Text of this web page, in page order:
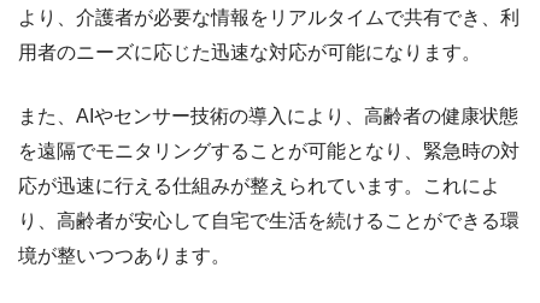
より、介護者が必要な情報をリアルタイムで共有でき、利
用者のニーズに応じた迅速な対応が可能になります。
また、AIやセンサー技術の導入により、高齢者の健康状態
を遠隔でモニタリングすることが可能となり、緊急時の対
応が迅速に行える仕組みが整えられています。これによ
り、高齢者が安心して自宅で生活を続けることができる環
境が整いつつあります。